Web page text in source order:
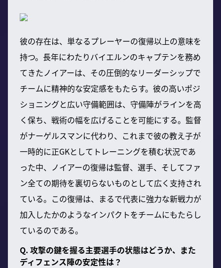
彼の存在は、単なるプレーヤーの復帰以上の意味を
持つ。長年にわたりバイエルンのキャプテンを務め
てきたノイアーは、その圧倒的なリーダーシップで
チームに精神的な安定感をもたらす。彼の高いポジ
ショニングと広い守備範囲は、守備陣がラインを高
く保ち、戦術の幅を広げることを可能にする。監督
がナーゲルスマンに代わり、これまで彼の教え子が
一時的に正GKとしてトレーニングを積む状況であ
った中、ノイアーの復帰は監督、選手、そしてファ
ン全ての期待を裏切らないものとして広く支持され
ている。この復帰は、まるで代表に強力な新戦力が
加入したかのようなインパクトをチームにもたらし
ているのである。
Q. 攻撃の鍵を握る主要選手の状態はどうか、また
ディフェンス陣の安定性は？